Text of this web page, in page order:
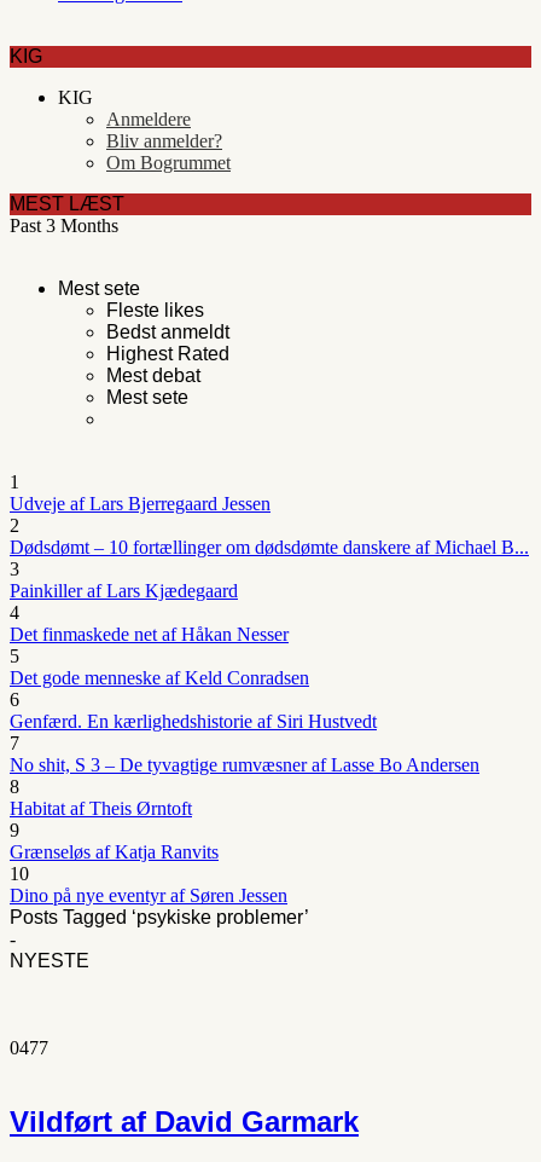
KIG
KIG
Anmeldere
Bliv anmelder?
Om Bogrummet
MEST LÆST
Past 3 Months
Mest sete
Fleste likes
Bedst anmeldt
Highest Rated
Mest debat
Mest sete
1
Udveje af Lars Bjerregaard Jessen
2
Dødsdømt – 10 fortællinger om dødsdømte danskere af Michael B...
3
Painkiller af Lars Kjædegaard
4
Det finmaskede net af Håkan Nesser
5
Det gode menneske af Keld Conradsen
6
Genfærd. En kærlighedshistorie af Siri Hustvedt
7
No shit, S 3 – De tyvagtige rumvæsner af Lasse Bo Andersen
8
Habitat af Theis Ørntoft
9
Grænseløs af Katja Ranvits
10
Dino på nye eventyr af Søren Jessen
Posts Tagged ‘psykiske problemer’
-
NYESTE
0477
Vildført af David Garmark